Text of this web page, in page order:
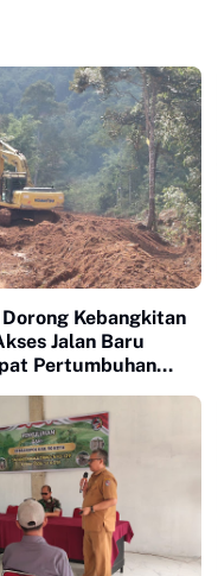
Kebangkitan
Jalan Baru
Pertumbuhan